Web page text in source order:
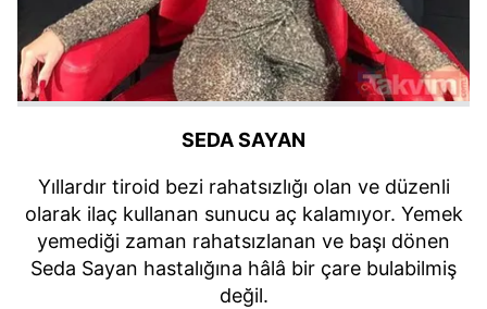
SEDA SAYAN
Yıllardır tiroid bezi rahatsızlığı olan ve düzenli
olarak ilaç kullanan sunucu aç kalamıyor. Yemek
yemediği zaman rahatsızlanan ve başı dönen
Seda Sayan hastalığına hâlâ bir çare bulabilmiş
değil.